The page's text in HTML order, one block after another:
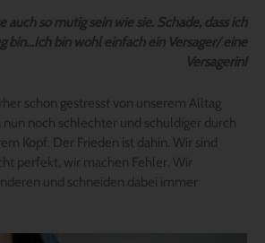
auch so mutig sein wie sie. Schade, dass ich
bin…Ich bin wohl einfach ein Versager/ eine
Versagerin!
schon gestresst von unserem Alltag
noch schlechter und schuldiger durch
Kopf. Der Frieden ist dahin. Wir sind
perfekt, wir machen Fehler. Wir
und schneiden dabei immer